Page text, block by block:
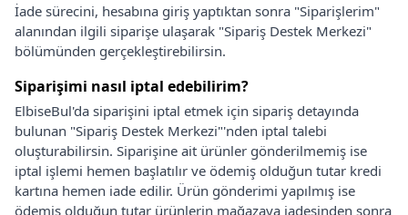
İade sürecini, hesabına giriş yaptıktan sonra "Siparişlerim"
alanından ilgili siparişe ulaşarak "Sipariş Destek Merkezi"
bölümünden gerçekleştirebilirsin.
Siparişimi nasıl iptal edebilirim?
ElbiseBul'da siparişini iptal etmek için sipariş detayında
bulunan "Sipariş Destek Merkezi"'nden iptal talebi
oluşturabilirsin. Siparişine ait ürünler gönderilmemiş ise
iptal işlemi hemen başlatılır ve ödemiş olduğun tutar kredi
kartına hemen iade edilir. Ürün gönderimi yapılmış ise
ödemiş olduğun tutar ürünlerin mağazaya iadesinden sonra